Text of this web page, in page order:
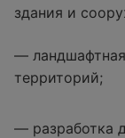
здания и
— ландшафтная
территорий;
— разработка